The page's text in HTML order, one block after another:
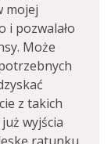
mojej
i pozwalało
Może
z takich
wyjścia